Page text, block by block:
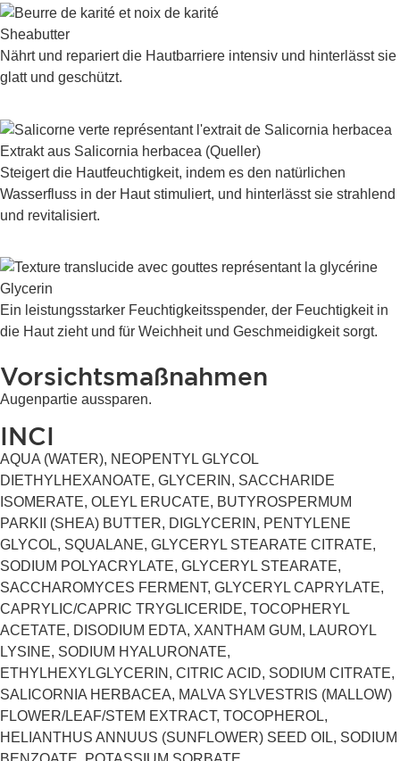
Sheabutter
Nährt und repariert die Hautbarriere intensiv und hinterlässt sie
glatt und geschützt.
Extrakt aus Salicornia herbacea (Queller)
Steigert die Hautfeuchtigkeit, indem es den natürlichen
Wasserfluss in der Haut stimuliert, und hinterlässt sie strahlend
und revitalisiert.
Glycerin
Ein leistungsstarker Feuchtigkeitsspender, der Feuchtigkeit in
die Haut zieht und für Weichheit und Geschmeidigkeit sorgt.
Vorsichtsmaßnahmen
Augenpartie aussparen.
INCI
AQUA (WATER), NEOPENTYL GLYCOL
DIETHYLHEXANOATE, GLYCERIN, SACCHARIDE
ISOMERATE, OLEYL ERUCATE, BUTYROSPERMUM
PARKII (SHEA) BUTTER, DIGLYCERIN, PENTYLENE
GLYCOL, SQUALANE, GLYCERYL STEARATE CITRATE,
SODIUM POLYACRYLATE, GLYCERYL STEARATE,
SACCHAROMYCES FERMENT, GLYCERYL CAPRYLATE,
CAPRYLIC/CAPRIC TRYGLICERIDE, TOCOPHERYL
ACETATE, DISODIUM EDTA, XANTHAM GUM, LAUROYL
LYSINE, SODIUM HYALURONATE,
ETHYLHEXYLGLYCERIN, CITRIC ACID, SODIUM CITRATE,
SALICORNIA HERBACEA, MALVA SYLVESTRIS (MALLOW)
FLOWER/LEAF/STEM EXTRACT, TOCOPHEROL,
HELIANTHUS ANNUUS (SUNFLOWER) SEED OIL, SODIUM